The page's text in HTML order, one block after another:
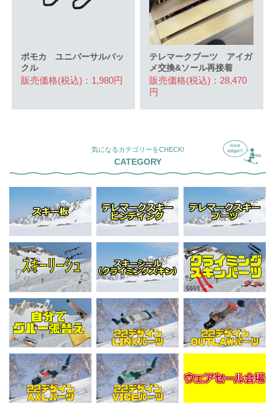
ポモカ ユニバーサルバッ
クル
販売価格(税込)：1,980円
テレマークブーツ アイガ
メ交換&ソール再接着
販売価格(税込)：28,470
円
気になるカテゴリーをCHECK!
CATEGORY